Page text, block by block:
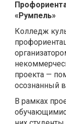
«Румпель»
Колледж
проекта —
осознанный
В рамках